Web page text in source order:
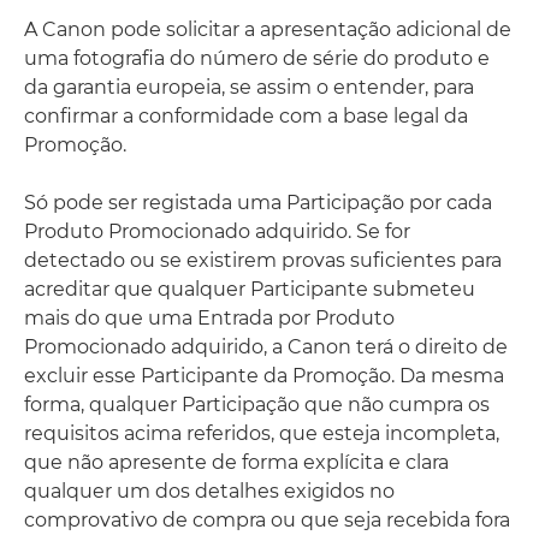
A Canon pode solicitar a apresentação adicional de
uma fotografia do número de série do produto e
da garantia europeia, se assim o entender, para
confirmar a conformidade com a base legal da
Promoção.
Só pode ser registada uma Participação por cada
Produto Promocionado adquirido. Se for
detectado ou se existirem provas suficientes para
acreditar que qualquer Participante submeteu
mais do que uma Entrada por Produto
Promocionado adquirido, a Canon terá o direito de
excluir esse Participante da Promoção. Da mesma
forma, qualquer Participação que não cumpra os
requisitos acima referidos, que esteja incompleta,
que não apresente de forma explícita e clara
qualquer um dos detalhes exigidos no
comprovativo de compra ou que seja recebida fora